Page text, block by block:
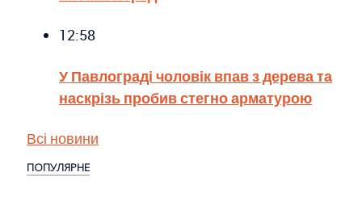
12:58
У Павлограді чоловік впав з дерева та
наскрізь пробив стегно арматурою
Всі новини
ПОПУЛЯРНЕ